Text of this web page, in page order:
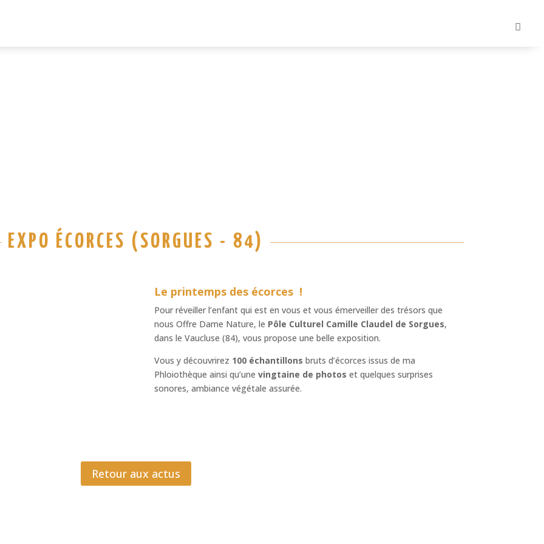
EXPO ÉCORCES (SORGUES - 84)
Le printemps des écorces !
Pour réveiller l’enfant qui est en vous et vous émerveiller des trésors que
nous Offre Dame Nature, le Pôle Culturel Camille Claudel de Sorgues,
dans le Vaucluse (84), vous propose une belle exposition.
Vous y découvrirez 100 échantillons bruts d’écorces issus de ma
Phloiothèque ainsi qu’une vingtaine de photos et quelques surprises
sonores, ambiance végétale assurée.
Retour aux actus